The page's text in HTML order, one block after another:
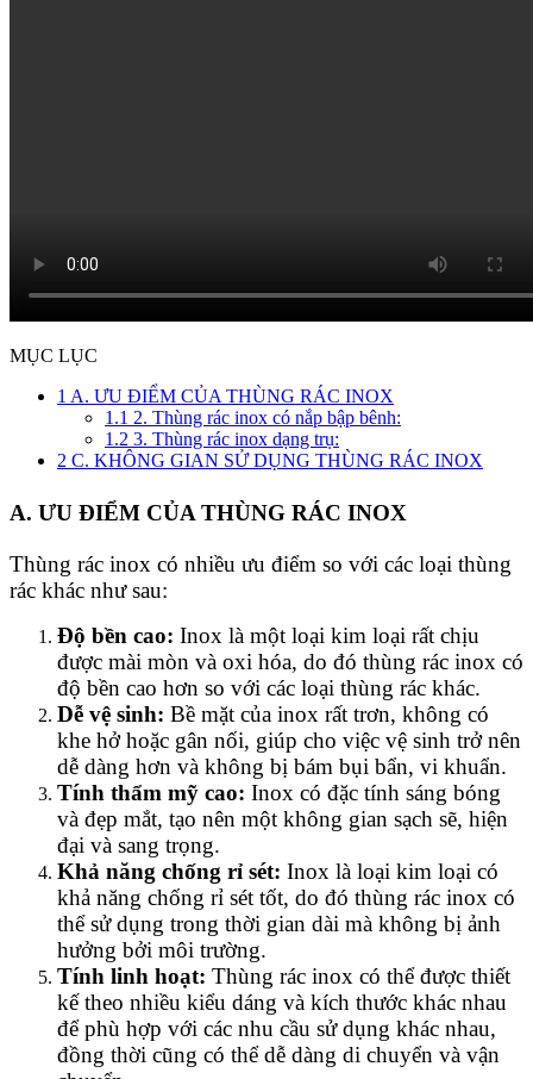
MỤC LỤC
1 A. ƯU ĐIỂM CỦA THÙNG RÁC INOX
1.1 2. Thùng rác inox có nắp bập bênh:
1.2 3. Thùng rác inox dạng trụ:
2 C. KHÔNG GIAN SỬ DỤNG THÙNG RÁC INOX
A. ƯU ĐIỂM CỦA THÙNG RÁC INOX
Thùng rác inox có nhiều ưu điểm so với các loại thùng
rác khác như sau:
Độ bền cao: Inox là một loại kim loại rất chịu
được mài mòn và oxi hóa, do đó thùng rác inox có
độ bền cao hơn so với các loại thùng rác khác.
Dễ vệ sinh: Bề mặt của inox rất trơn, không có
khe hở hoặc gân nối, giúp cho việc vệ sinh trở nên
dễ dàng hơn và không bị bám bụi bẩn, vi khuẩn.
Tính thẩm mỹ cao: Inox có đặc tính sáng bóng
và đẹp mắt, tạo nên một không gian sạch sẽ, hiện
đại và sang trọng.
Khả năng chống rỉ sét: Inox là loại kim loại có
khả năng chống rỉ sét tốt, do đó thùng rác inox có
thể sử dụng trong thời gian dài mà không bị ảnh
hưởng bởi môi trường.
Tính linh hoạt: Thùng rác inox có thể được thiết
kế theo nhiều kiểu dáng và kích thước khác nhau
để phù hợp với các nhu cầu sử dụng khác nhau,
đồng thời cũng có thể dễ dàng di chuyển và vận